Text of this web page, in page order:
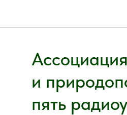
и
пять